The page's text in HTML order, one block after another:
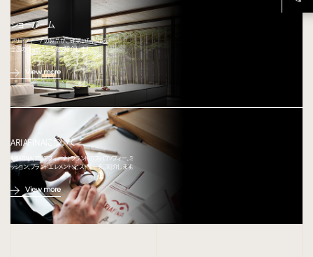
ショールーム
アリアフィーナの製品がご確認いただける、
全国のショールームをご紹介します。
View more
ARIAFINAについて
ARIAFINA(アリアフィーナ) ブランドのフィロソフィー、ミ
ッション、ブランドエレメント、ヒストリーをご紹介します。
View more